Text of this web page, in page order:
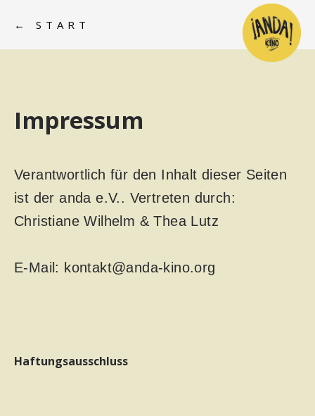
← START
Impressum
Verantwortlich für den Inhalt dieser Seiten
ist der anda e.V.. Vertreten durch:
Christiane Wilhelm & Thea Lutz
E-Mail: kontakt@anda-kino.org
Haftungsausschluss